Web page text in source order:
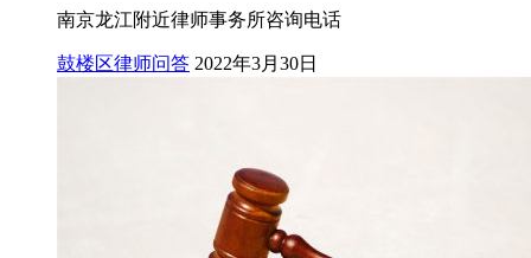
南京龙江附近律师事务所咨询电话
鼓楼区律师问答 2022年3月30日